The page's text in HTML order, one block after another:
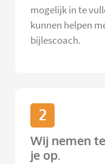
mogelijk in te
kunnen helpen
bijlescoach.
2
Wij nemen
je op.